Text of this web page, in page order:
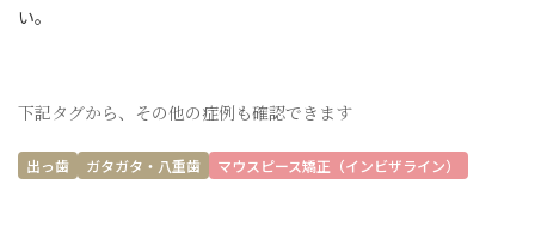
い。
下記タグから、その他の症例も確認できます
出っ歯 ガタガタ・八重歯 マウスピース矯正（インビザライン）